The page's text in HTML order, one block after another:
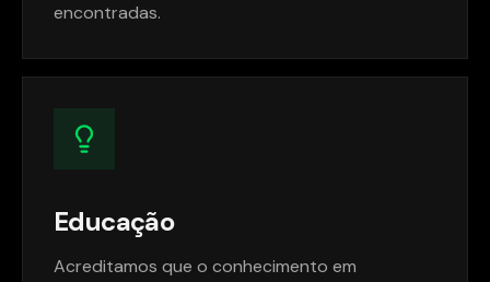
encontradas.
Educação
Acreditamos que o conhecimento em